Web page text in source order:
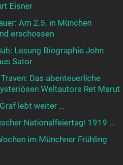
Eisner
Am 2.5. in München
erschossen
Lesung Biographie John
Sator
Das abenteuerliche
Weltautors Ret Marut
lebt weiter …
Nationalfeiertag! 1919 …
im Münchner Frühling